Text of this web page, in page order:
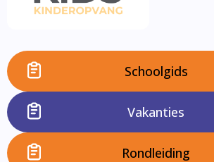
Schoolgids
Vakanties
Rondleiding